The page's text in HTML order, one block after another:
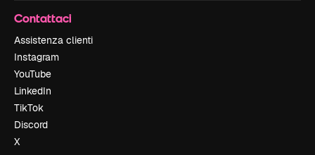
Contattaci
Assistenza clienti
Instagram
YouTube
LinkedIn
TikTok
Discord
X